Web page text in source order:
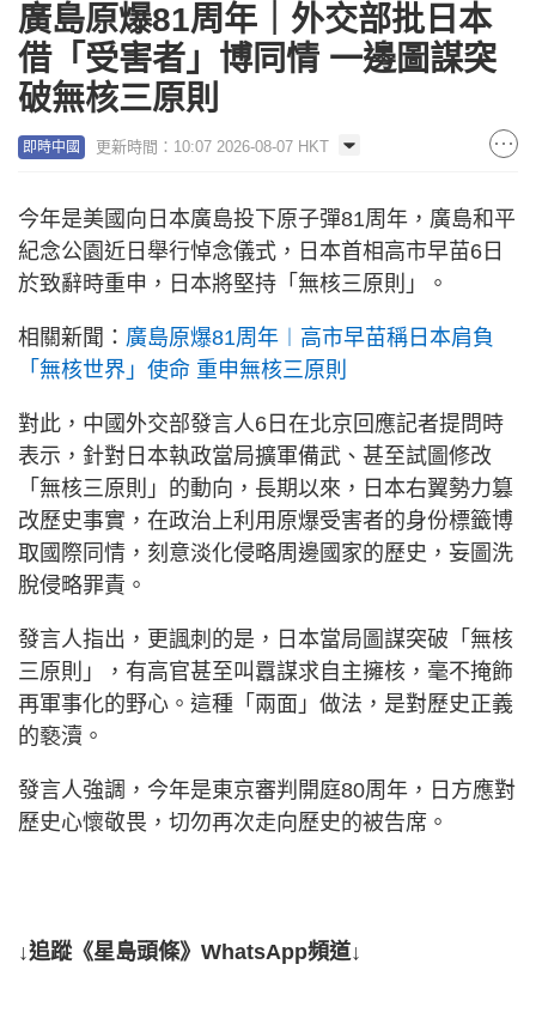
廣島原爆81周年｜外交部批日本
借「受害者」博同情 一邊圖謀突
破無核三原則
即時中國 更新時間：10:07 2026-08-07 HKT
今年是美國向日本廣島投下原子彈81周年，廣島和平
紀念公園近日舉行悼念儀式，日本首相高市早苗6日
於致辭時重申，日本將堅持「無核三原則」。
相關新聞： 廣島原爆81周年︱高市早苗稱日本肩負
「無核世界」使命 重申無核三原則
對此，中國外交部發言人6日在北京回應記者提問時
表示，針對日本執政當局擴軍備武、甚至試圖修改
「無核三原則」的動向，長期以來，日本右翼勢力篡
改歷史事實，在政治上利用原爆受害者的身份標籤博
取國際同情，刻意淡化侵略周邊國家的歷史，妄圖洗
脫侵略罪責。
發言人指出，更諷刺的是，日本當局圖謀突破「無核
三原則」，有高官甚至叫囂謀求自主擁核，毫不掩飾
再軍事化的野心。這種「兩面」做法，是對歷史正義
的褻瀆。
發言人強調，今年是東京審判開庭80周年，日方應對
歷史心懷敬畏，切勿再次走向歷史的被告席。
↓追蹤《星島頭條》WhatsApp頻道↓